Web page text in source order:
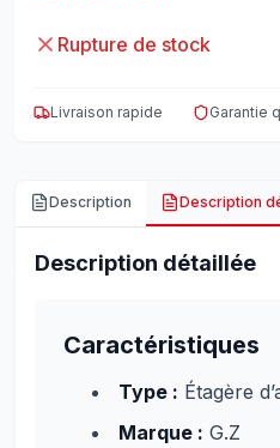
Rupture de stock
Livraison rapide Garantie
Description Description
Description détaillée
Caractéristiques
Type : Étagère
Marque : G.Z